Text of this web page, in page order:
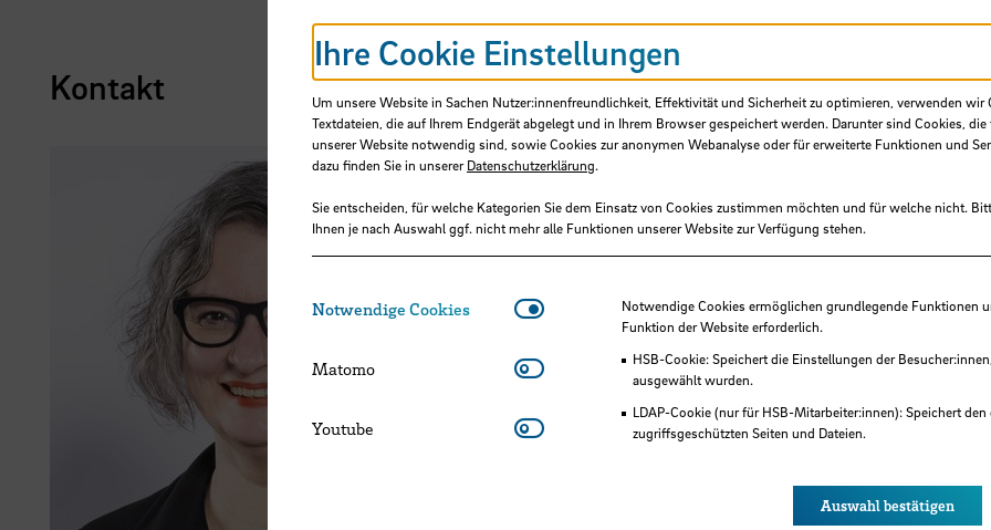
Kontakt
Ihre Cookie Einstellungen
Um unsere Website in Sachen Nutzer:innenfreundlichkeit, Effektivität und Sicherheit zu optimieren, verwenden wir
Textdateien, die auf Ihrem Endgerät abgelegt und in Ihrem Browser gespeichert werden. Darunter sind Cookies,
unserer Website notwendig sind, sowie Cookies zur anonymen Webanalyse oder für erweiterte Funktionen und
dazu finden Sie in unsererDatenschutzerklärung.
Sie entscheiden, für welche Kategorien Sie dem Einsatz von Cookies zustimmen möchten und für welche nicht.
Ihnen je nach Auswahl ggf. nicht mehr alle Funktionen unserer Website zur Verfügung stehen.
Notwendige Cookies Notwendige CookiesNotwendige Cookies ermöglichen grundlegende Funktionen
Funktion der Website erforderlich.
HSB-Cookie: Speichert die Einstellungen der
ausgewählt wurden.
LDAP-Cookie (nur für HSB-Mitarbeiter:innen): Speichert
zugriffsgeschützten Seiten und Dateien.
Matomo Matomo
Youtube Youtube
Auswahl bestätigen